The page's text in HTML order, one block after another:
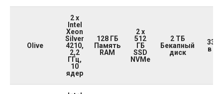
Olive
2 x
Intel
Xeon
Silver
4210,
2,2
ГГц,
10
ядер
128 ГБ
Память
RAM
2 x
512
ГБ
SSD
NVMe
2 ТБ
Бекапный
диск
33
в